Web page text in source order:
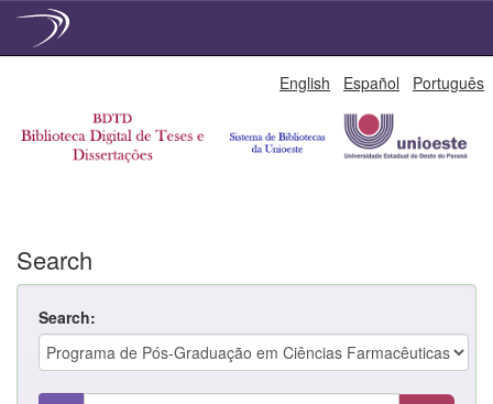
English Español Português
Search
Search: